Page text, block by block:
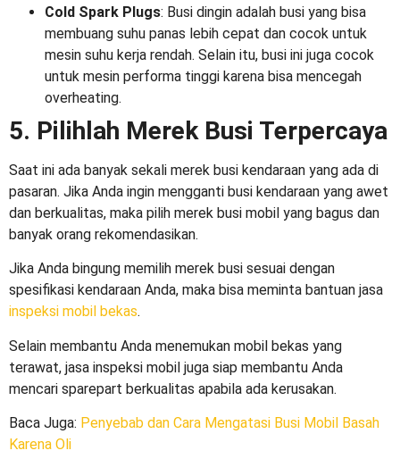
Cold Spark Plugs: Busi dingin adalah busi yang bisa
membuang suhu panas lebih cepat dan cocok untuk
mesin suhu kerja rendah. Selain itu, busi ini juga cocok
untuk mesin performa tinggi karena bisa mencegah
overheating.
5. Pilihlah Merek Busi Terpercaya
Saat ini ada banyak sekali merek busi kendaraan yang ada di
pasaran. Jika Anda ingin mengganti busi kendaraan yang awet
dan berkualitas, maka pilih merek busi mobil yang bagus dan
banyak orang rekomendasikan.
Jika Anda bingung memilih merek busi sesuai dengan
spesifikasi kendaraan Anda, maka bisa meminta bantuan jasa
inspeksi mobil bekas.
Selain membantu Anda menemukan mobil bekas yang
terawat, jasa inspeksi mobil juga siap membantu Anda
mencari sparepart berkualitas apabila ada kerusakan.
Baca Juga: Penyebab dan Cara Mengatasi Busi Mobil Basah
Karena Oli